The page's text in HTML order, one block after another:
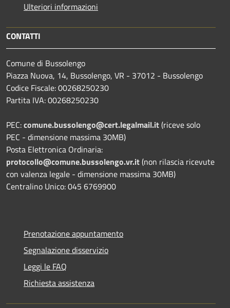
Ulteriori informazioni
CONTATTI
Comune di Bussolengo
Piazza Nuova, 14, Bussolengo, VR - 37012 - Bussolengo
Codice Fiscale: 00268250230
Partita IVA: 00268250230
PEC:comune.bussolengo@cert.legalmail.it(riceve solo
PEC - dimensione massima 30MB)
Posta Elettronica Ordinaria:
protocollo@comune.bussolengo.vr.it(non rilascia ricevute
con valenza legale - dimensione massima 30MB)
Centralino Unico: 045 6769900
Prenotazione appuntamento
Segnalazione disservizio
Leggi le FAQ
Richiesta assistenza